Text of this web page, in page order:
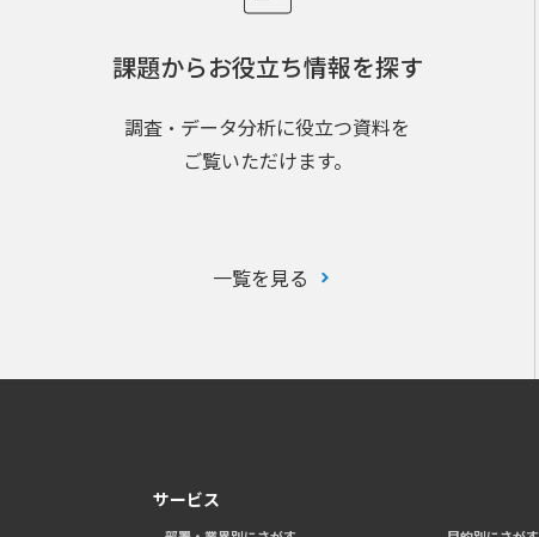
課題からお役立ち情報を探す
調査・データ分析に役立つ資料を
ご覧いただけます。
一覧を見る
サービス